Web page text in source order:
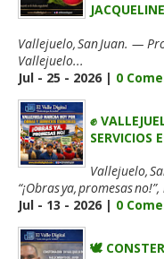
Vallejuelo, San Juan. —
Vallejuelo...
Jul - 25 - 2026 | 0
✊
SERVICIOS
Vallejuelo,
“¡Obras ya, promesas
Jul - 13 - 2026 | 0
🕊️